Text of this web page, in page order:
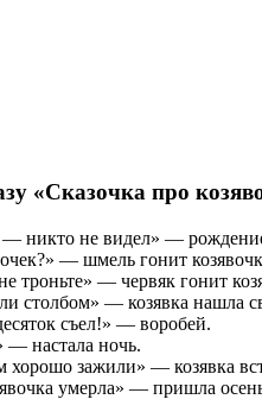
«Сказочка про
— никто не видел» —
— шмель гонит
троньте» — червяк гонит
столбом» — козявка нашла
съел!» — воробей.
— настала ночь.
хорошо зажили» — козявка
умерла» — пришла